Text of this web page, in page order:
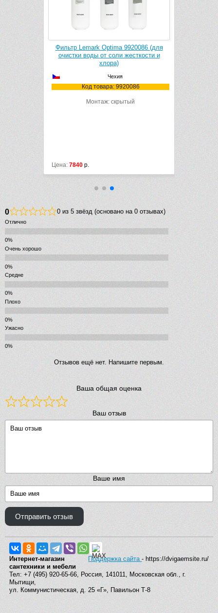
Фильтр Lemark Optima 9920086 (для
очистки воды от соли жесткости и
хлора)
Чехия
Код товара: 9920086
Монтаж: скрытый
Цена: 7840 р.
0 0 из 5 звёзд (основано на 0 отзывах)
Отлично
Очень хорошо
Средне
Плохо
Ужасно
Отзывов ещё нет. Напишите первым.
Ваша общая оценка
Ваш отзыв
Ваше имя
Отправить отзыв
Поддержка сайта- https://dvigaemsite.ru/
Интернет-магазин
сантехники и мебели
Тел: +7 (495) 920-65-66, Россия, 141011, Московская обл., г.
Мытищи,
ул. Коммунистическая, д. 25 «Г», Павильон Т-8